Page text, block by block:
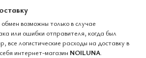
возможны только в случае
или ошибки отправителя, когда был
все логистические расходы на доставку в
интернет-магазин NOILUNA.